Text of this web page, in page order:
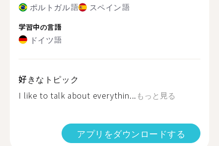
ポルトガル語 スペイン語
学習中の言語
ドイツ語
好きなトピック
I like to talk about everythin... もっと見る
アプリをダウンロードする